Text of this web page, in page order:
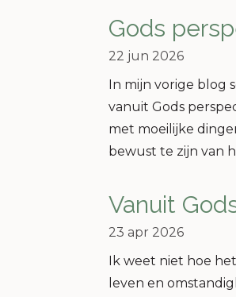
Gods
22 jun 2026
In mijn vorige blog
vanuit Gods
met moeilijke
bewust te zijn van
Vanuit
23 apr 2026
Ik weet niet hoe
leven en